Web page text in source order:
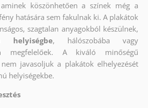
köszönhetően a színek még a
hatására sem fakulnak ki. A plakátok
szagtalan anyagokból készülnek,
helyiségbe, hálószobába vagy
megfelelőek. A kiváló minőségű
javasoljuk a plakátok elhelyezését
helyiségekbe.